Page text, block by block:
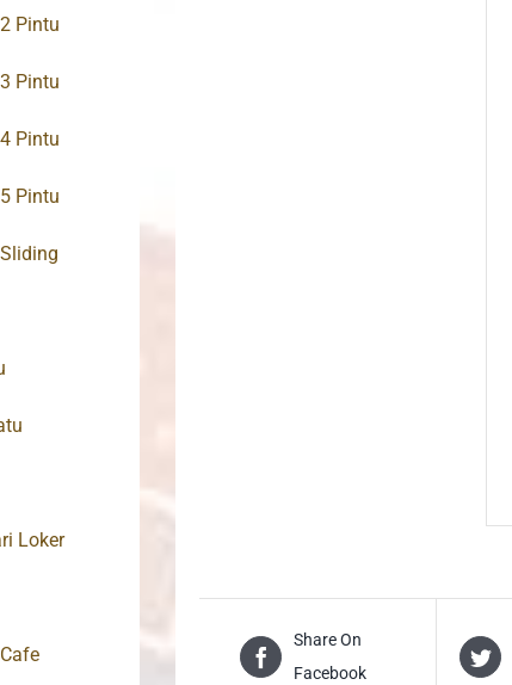
Share On
Facebook
Pintu
Pintu
Pintu
Pintu
Loker